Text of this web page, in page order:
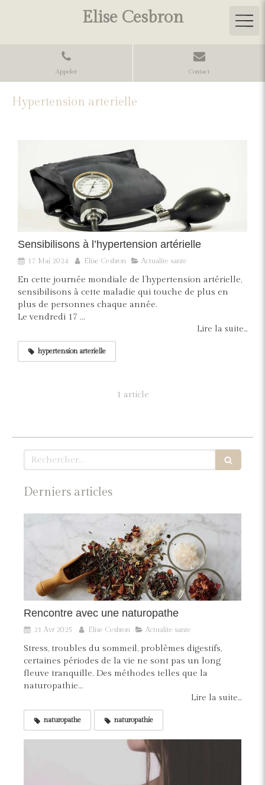
Elise Cesbron
Appeler Contact
Hypertension arterielle
Sensibilisons à l’hypertension artérielle
17 Mai 2024 Elise Cesbron Actualite sante
En cette journée mondiale de l’hypertension artérielle,
sensibilisons à cette maladie qui touche de plus en
plus de personnes chaque année.
Le vendredi 17 ...
Lire la suite...
hypertension arterielle
1 article
Rechercher
Derniers articles
Rencontre avec une naturopathe
21 Avr 2025 Elise Cesbron Actualite sante
Stress, troubles du sommeil, problèmes digestifs,
certaines périodes de la vie ne sont pas un long
fleuve tranquille. Des méthodes telles que la
naturopathie...
Lire la suite...
naturopathe naturopathie